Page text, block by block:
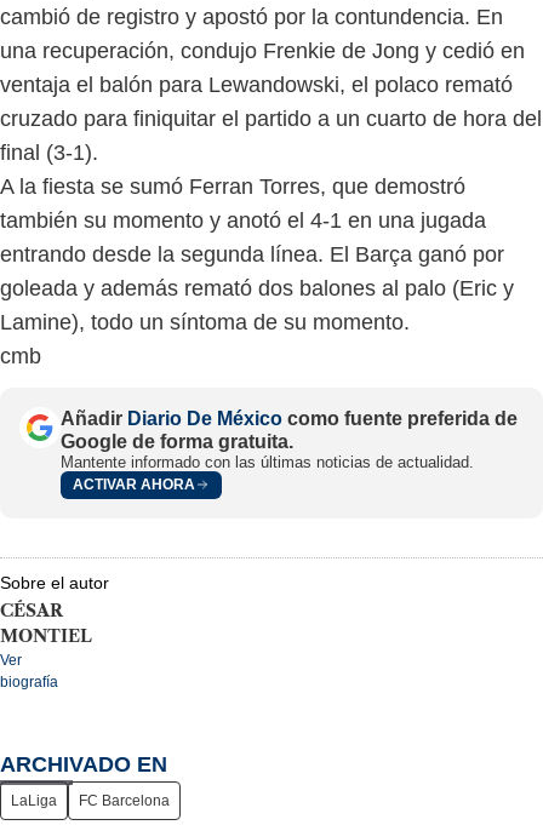
cambió de registro y apostó por la contundencia. En
una recuperación, condujo Frenkie de Jong y cedió en
ventaja el balón para Lewandowski, el polaco remató
cruzado para finiquitar el partido a un cuarto de hora del
final (3-1).
A la fiesta se sumó Ferran Torres, que demostró
también su momento y anotó el 4-1 en una jugada
entrando desde la segunda línea. El Barça ganó por
goleada y además remató dos balones al palo (Eric y
Lamine), todo un síntoma de su momento.
cmb
Añadir Diario De México como fuente preferida de
Google de forma gratuita.
Mantente informado con las últimas noticias de actualidad.
ACTIVAR AHORA
Sobre el autor
CÉSAR
MONTIEL
Ver
biografía
ARCHIVADO EN
LaLiga FC Barcelona